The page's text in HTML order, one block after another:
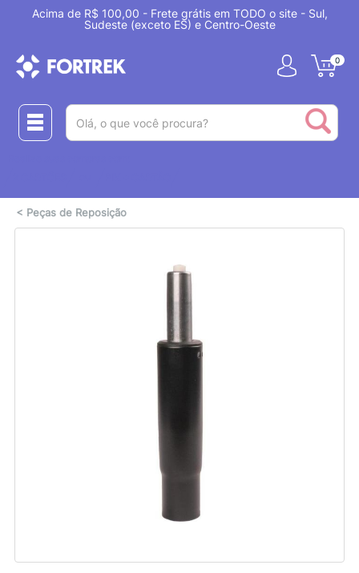
Acima de R$ 100,00 - Frete grátis em TODO o site - Sul,
Sudeste (exceto ES) e Centro-Oeste
0
< Peças de Reposição